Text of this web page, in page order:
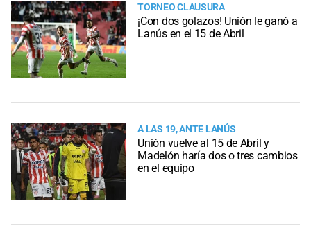
TORNEO CLAUSURA
¡Con dos golazos! Unión le ganó a
Lanús en el 15 de Abril
A LAS 19, ANTE LANÚS
Unión vuelve al 15 de Abril y
Madelón haría dos o tres cambios
en el equipo